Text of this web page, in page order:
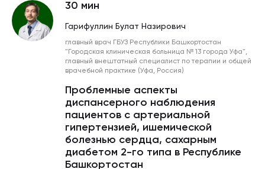
30 мин
Гарифуллин Булат Назирович
главный врач ГБУЗ Республики Башкортостан
"Городская клиническая больница № 13 города Уфа",
главный внештатный специалист по терапии и общей
врачебной практике (Уфа, Россия)
Проблемные аспекты
диспансерного наблюдения
пациентов с артериальной
гипертензией, ишемической
болезнью сердца, сахарным
диабетом 2-го типа в Республике
Башкортостан